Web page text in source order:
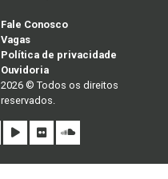
Fale Conosco
Vagas
Política de privacidade
Ouvidoria
2026 © Todos os direitos
reservados.